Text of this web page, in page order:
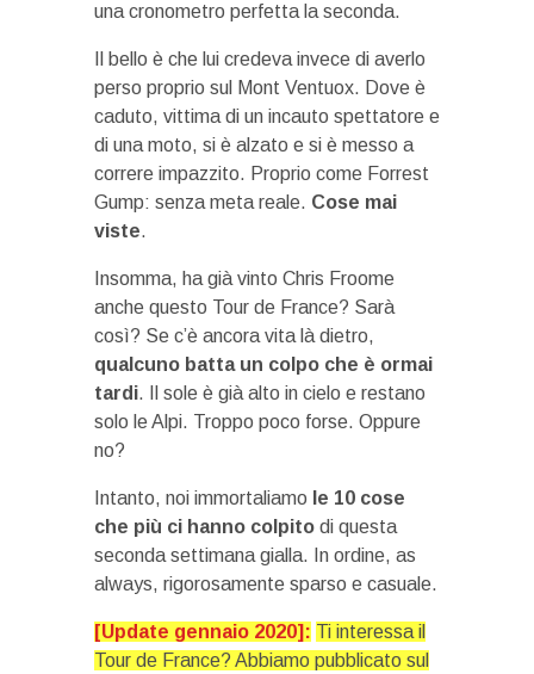
una cronometro perfetta la seconda.
Il bello è che lui credeva invece di averlo
perso proprio sul Mont Ventuox. Dove è
caduto, vittima di un incauto spettatore e
di una moto, si è alzato e si è messo a
correre impazzito. Proprio come Forrest
Gump: senza meta reale. Cose mai
viste.
Insomma, ha già vinto Chris Froome
anche questo Tour de France? Sarà
così? Se c’è ancora vita là dietro,
qualcuno batta un colpo che è ormai
tardi. Il sole è già alto in cielo e restano
solo le Alpi. Troppo poco forse. Oppure
no?
Intanto, noi immortaliamo le 10 cose
che più ci hanno colpito di questa
seconda settimana gialla. In ordine, as
always, rigorosamente sparso e casuale.
[Update gennaio 2020]: Ti interessa il
Tour de France? Abbiamo pubblicato sul